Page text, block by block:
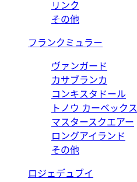
リンク
その他
フランクミュラー
ヴァンガード
カサブランカ
コンキスタドール
トノウ カーベックス
マスタースクエアー
ロングアイランド
その他
ロジェデュブイ